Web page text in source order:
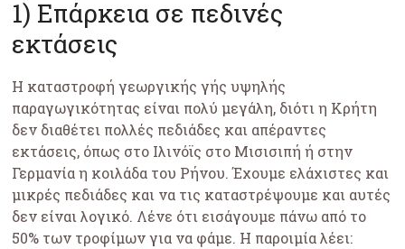
1) Επάρκεια σε πεδινές
εκτάσεις
Η καταστροφή γεωργικής γής υψηλής
παραγωγικότητας είναι πολύ μεγάλη, διότι η Κρήτη
δεν διαθέτει πολλές πεδιάδες και απέραντες
εκτάσεις, όπως στο Ιλινόϊς στο Μισισιπή ή στην
Γερμανία η κοιλάδα του Ρήνου. Έχουμε ελάχιστες και
μικρές πεδιάδες και να τις καταστρέψουμε και αυτές
δεν είναι λογικό. Λένε ότι εισάγουμε πάνω από το
50% των τροφίμων για να φάμε. Η παροιμία λέει: